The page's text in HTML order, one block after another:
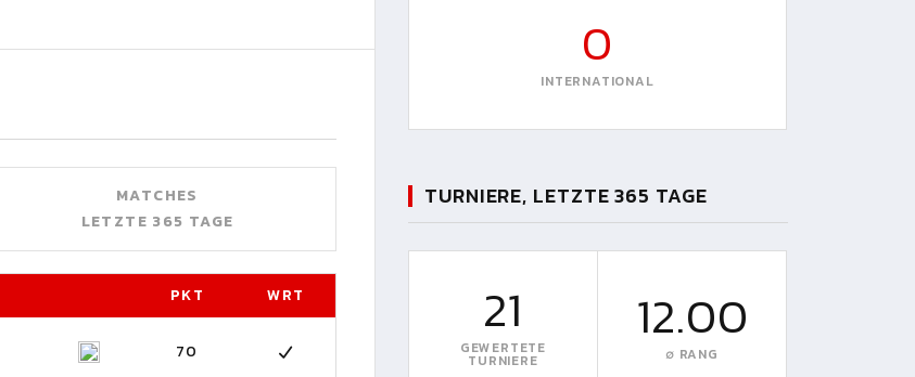
MATCHES
LETZTE 365 TAGE
PKT WRT
70
0
INTERNATIONAL
TURNIERE, LETZTE 365 TAGE
21
GEWERTETE
TURNIERE
12.00
∅ RANG